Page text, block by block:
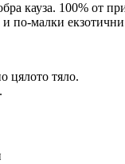
кауза. 100% от
по-малки
цялото тяло.